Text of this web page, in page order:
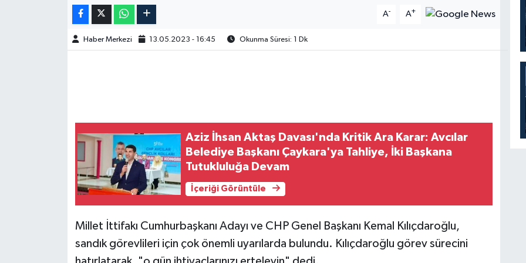
A- A+
Haber Merkezi 13.05.2023 - 16:45 Okunma Süresi: 1 Dk
Aziz İhsan Aktaş Davası'nda Kritik Ara Karar: Avcılar
Belediye Başkanı Çaykara'ya Tahliye, İki Başkana
Tutukluluğa Devam
İçeriği Görüntüle
Millet İttifakı Cumhurbaşkanı Adayı ve CHP Genel Başkanı Kemal Kılıçdaroğlu,
sandık görevlileri için çok önemli uyarılarda bulundu. Kılıçdaroğlu görev sürecini